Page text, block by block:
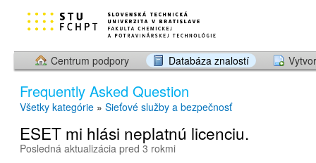
Centrum podpory Databáza znalostí
Frequently Asked Question
Všetky kategórie » Sieťové služby a bezpečnosť
ESET mi hlási neplatnú licenciu.
Posledná aktualizácia pred 3 rokmi